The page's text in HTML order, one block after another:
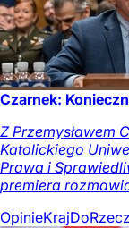
Czarnek:
Z Przemysławem
Katolickiego
Prawa i
premiera
OpinieKraj